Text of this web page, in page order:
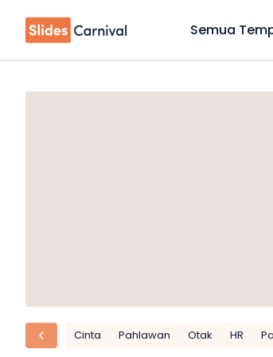
Semua
Cinta Pahlawan Otak HR